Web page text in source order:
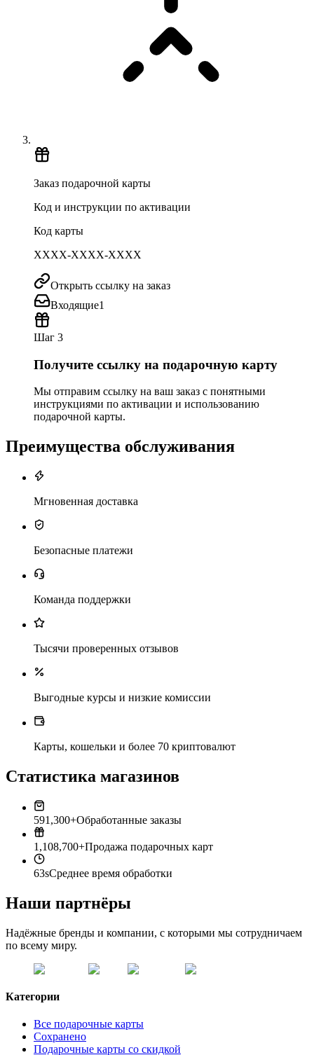
Заказ подарочной карты
Код и инструкции по активации
Код карты
XXXX-XXXX-XXXX
Открыть ссылку на заказ
Входящие1
Шаг 3
Получите ссылку на подарочную карту
Мы отправим ссылку на ваш заказ с понятными
инструкциями по активации и использованию
подарочной карты.
Преимущества обслуживания
Мгновенная доставка
Безопасные платежи
Команда поддержки
Тысячи проверенных отзывов
Выгодные курсы и низкие комиссии
Карты, кошельки и более 70 криптовалют
Статистика магазинов
591,300+Обработанные заказы
1,108,700+Продажа подарочных карт
63sСреднее время обработки
Наши партнёры
Надёжные бренды и компании, с которыми мы сотрудничаем
по всему миру.
Категории
Все подарочные карты
Сохранено
Подарочные карты со скидкой